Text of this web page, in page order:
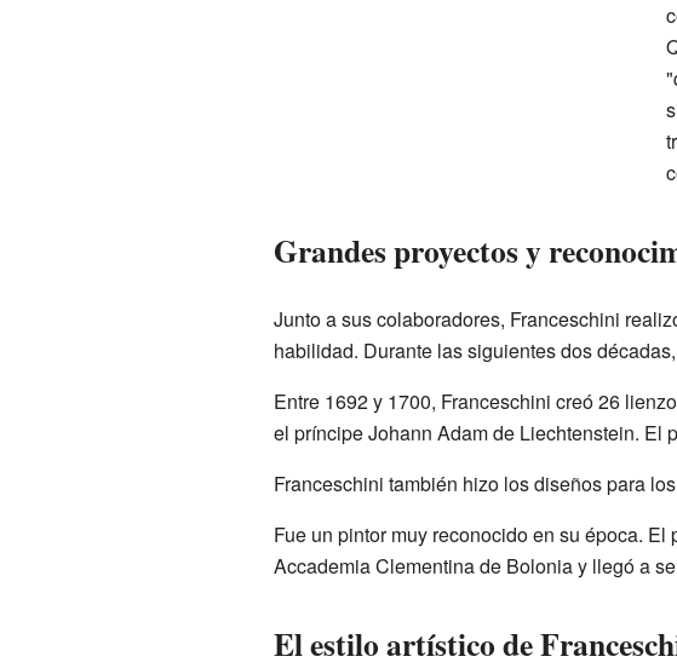
Grandes proyectos y
Junto a sus colaboradores, Franceschini
habilidad. Durante las siguientes dos
Entre 1692 y 1700, Franceschini creó 26
el príncipe Johann Adam de Liechtenstein. El
Franceschini también hizo los diseños para
Fue un pintor muy reconocido en su época. El
Accademia Clementina de Bolonia y llegó a
El estilo artístico de